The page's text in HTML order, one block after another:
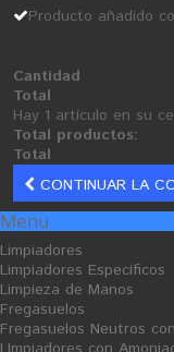
Producto añadido
Cantidad
Total
Hay 1 artículo en su
Total productos:
Total
CONTINUAR LA
Menu
Limpiadores
Limpiadores Específicos
Limpieza de Manos
Fregasuelos
Fregasuelos Neutros
Lavavajillas Manual
Concentrado - Power
Ficha Producto
2,55 €